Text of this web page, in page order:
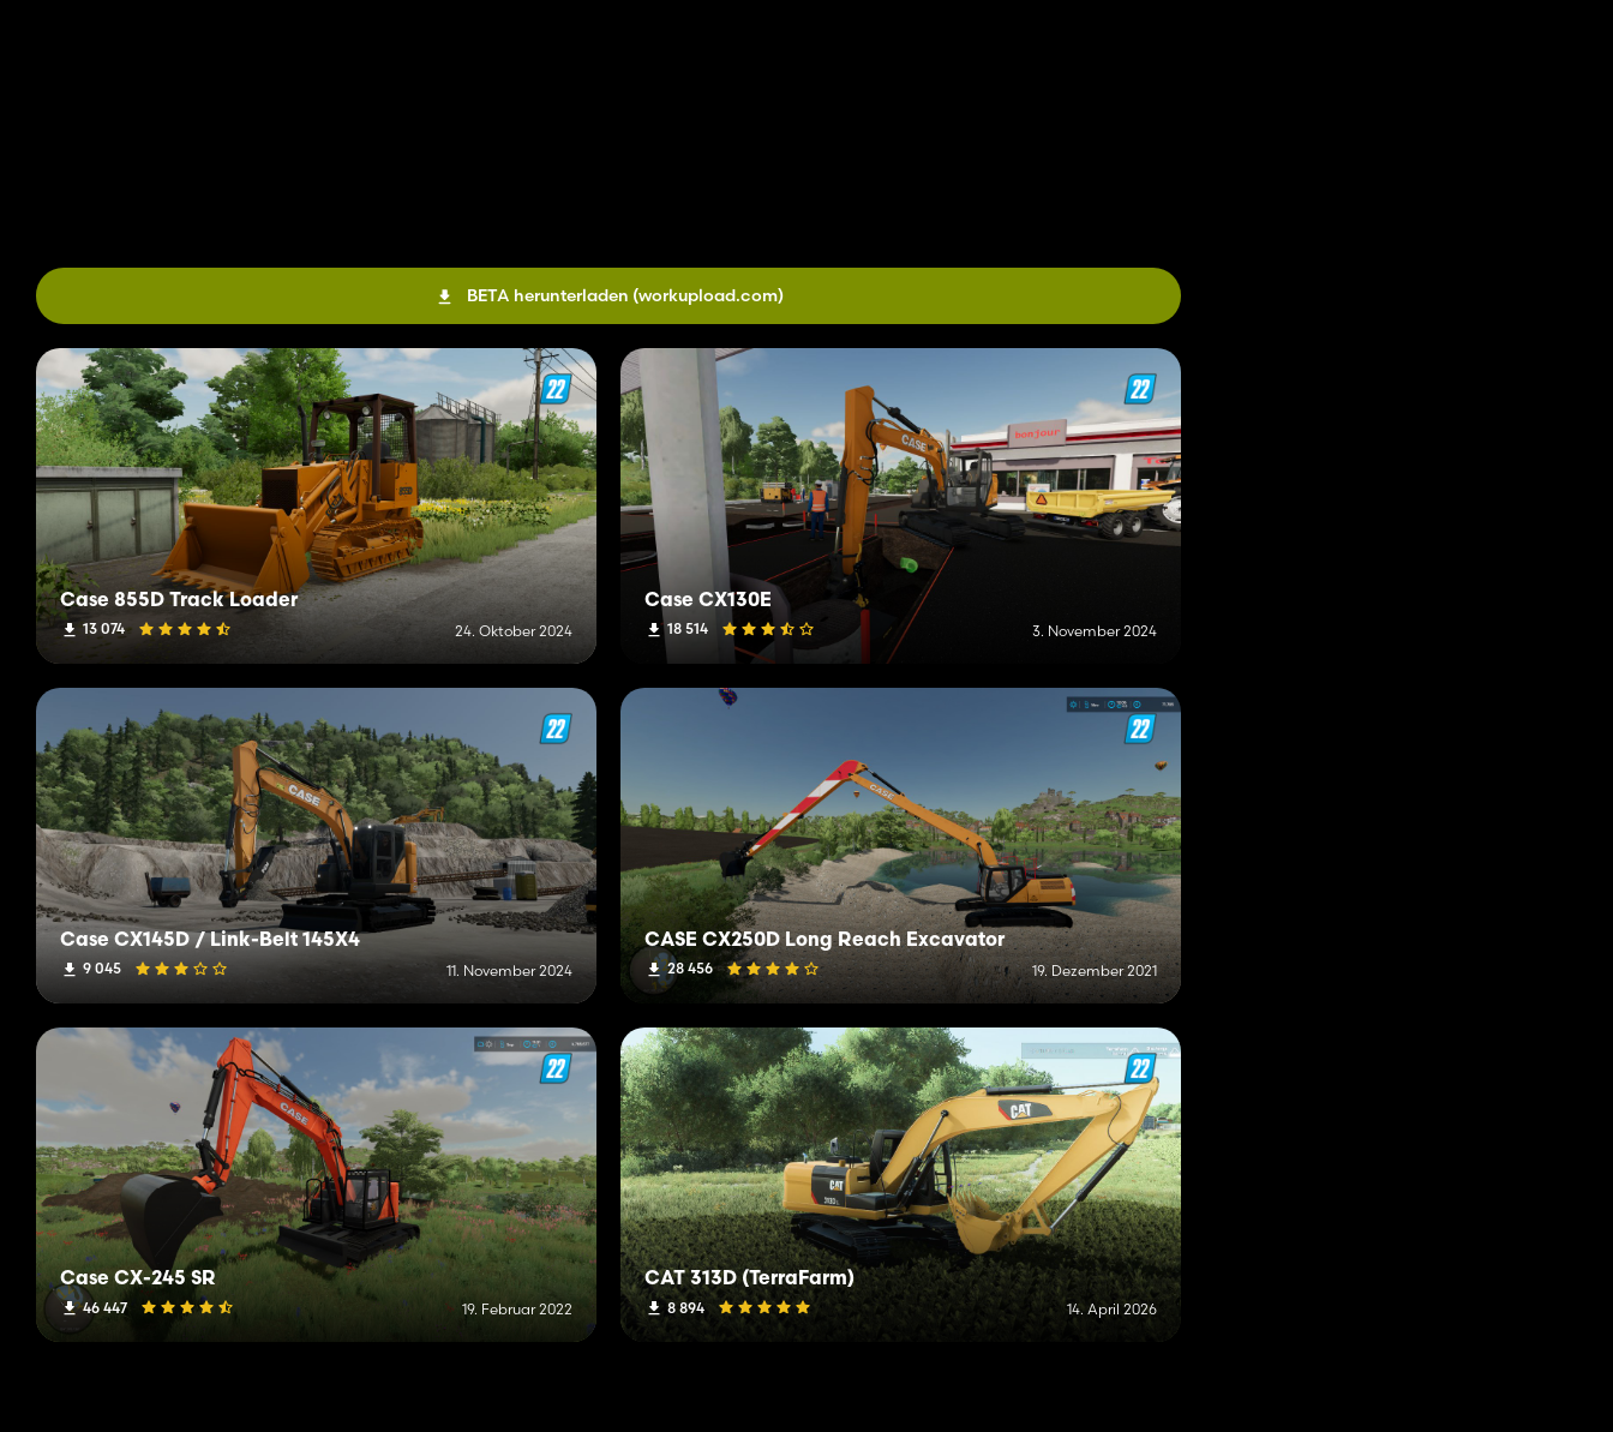
BETA herunterladen (workupload.com)
Case 855D Track Loader
13 074 24. Oktober 2024
Case CX130E
18 514 3. November 2024
Case CX145D / Link-Belt 145X4
9 045 11. November 2024
CASE CX250D Long Reach Excavator
28 456 19. Dezember 2021
Case CX-245 SR
46 447 19. Februar 2022
CAT 313D (TerraFarm)
8 894 14. April 2026